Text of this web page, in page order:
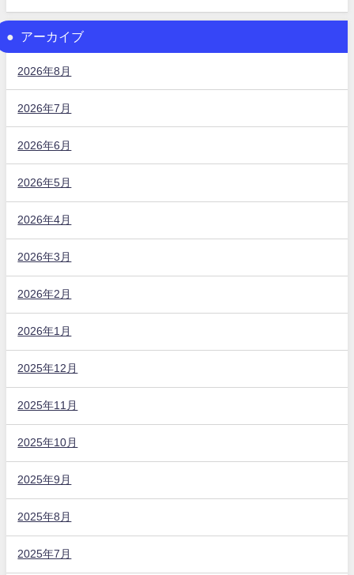
アーカイブ
2026年8月
2026年7月
2026年6月
2026年5月
2026年4月
2026年3月
2026年2月
2026年1月
2025年12月
2025年11月
2025年10月
2025年9月
2025年8月
2025年7月